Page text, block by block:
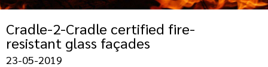
Cradle-2-Cradle certified fire-
resistant glass façades
23-05-2019